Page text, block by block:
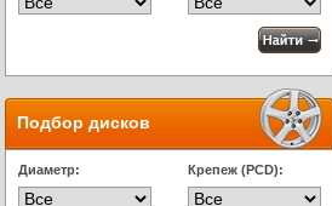
Подбор дисков
Диаметр: Крепеж (PCD):